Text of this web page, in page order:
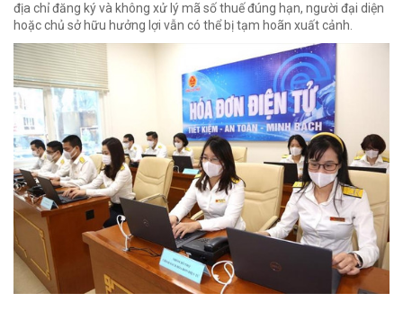
địa chỉ đăng ký và không xử lý mã số thuế đúng hạn, người đại diện
hoặc chủ sở hữu hưởng lợi vẫn có thể bị tạm hoãn xuất cảnh.